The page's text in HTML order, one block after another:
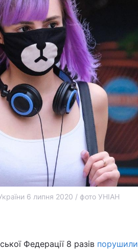
6 липня 2020 / фото УНІАН
Федерації 8 разів порушили